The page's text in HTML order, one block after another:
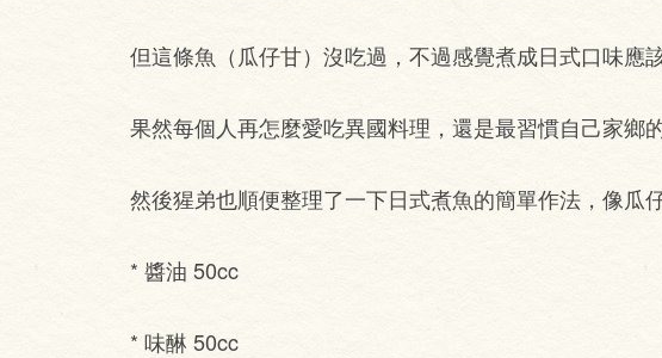
但這條魚（瓜仔甘）沒吃過，不過感覺煮成日式口味應
果然每個人再怎麼愛吃異國料理，還是最習慣自己家鄉
然後猩弟也順便整理了一下日式煮魚的簡單作法，像瓜
* 醬油 50cc
* 味醂 50cc